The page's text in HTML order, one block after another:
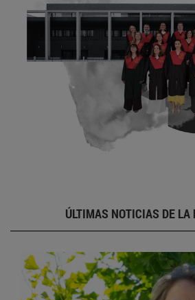
ÚLTIMAS NOTICIAS DE LA